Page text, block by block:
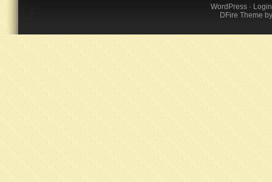
WordPress· Login
DFire Theme